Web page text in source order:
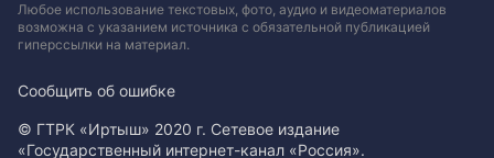
Любое использование текстовых, фото, аудио и видеоматериалов
возможна с указанием источника с обязательной публикацией
гиперссылки на материал.
Сообщить об ошибке
© ГТРК «Иртыш» 2020 г. Сетевое издание
«Государственный интернет-канал «Россия».